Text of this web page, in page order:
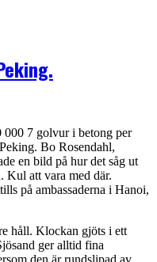
000 7 golvur i betong per
Bo Rosendahl,
en bild på hur det såg ut
Kul att vara med där.
på ambassaderna i Hanoi,
håll. Klockan gjöts i ett
ger alltid fina
den är rundslipad av